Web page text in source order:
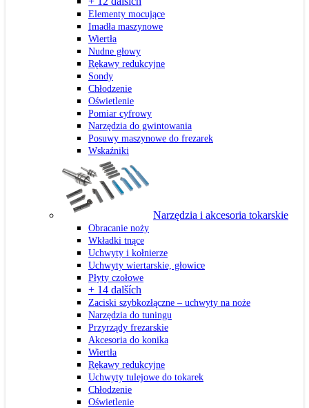
Elementy mocujące
Imadła maszynowe
Wiertła
Nudne głowy
Rękawy redukcyjne
Sondy
Chłodzenie
Oświetlenie
Pomiar cyfrowy
Narzędzia do gwintowania
Posuwy maszynowe do frezarek
Wskaźniki
Narzędzia i akcesoria tokarskie
Obracanie noży
Wkładki tnące
Uchwyty i kołnierze
Uchwyty wiertarskie, głowice
Płyty czołowe
+ 14 dalších
Zaciski szybkozłączne – uchwyty na noże
Narzędzia do tuningu
Przyrządy frezarskie
Akcesoria do konika
Wiertła
Rękawy redukcyjne
Uchwyty tulejowe do tokarek
Chłodzenie
Oświetlenie